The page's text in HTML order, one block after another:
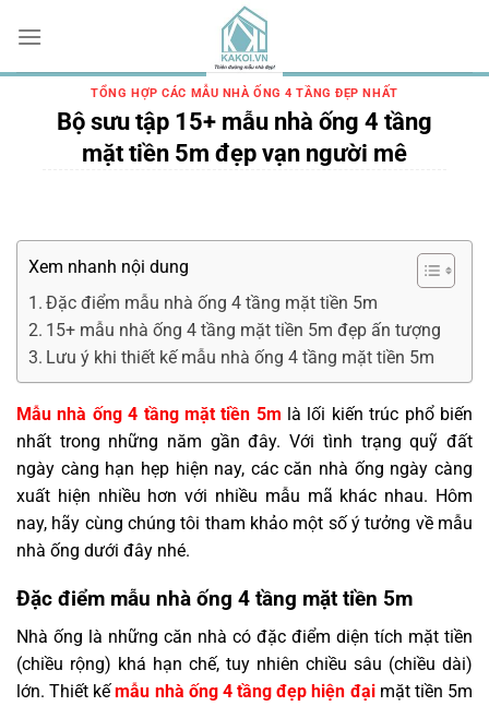
đến
nội
TỔNG HỢP CÁC MẪU NHÀ ỐNG 4 TẦNG ĐẸP NHẤT
Bộ sưu tập 15+ mẫu nhà ống 4 tầng
mặt tiền 5m đẹp vạn người mê
Xem nhanh nội dung
Đặc điểm mẫu nhà ống 4 tầng mặt tiền 5m
15+ mẫu nhà ống 4 tầng mặt tiền 5m đẹp ấn tượng
Lưu ý khi thiết kế mẫu nhà ống 4 tầng mặt tiền 5m
Mẫu nhà ống 4 tầng mặt tiền 5m là lối kiến trúc phổ biến
nhất trong những năm gần đây. Với tình trạng quỹ đất
ngày càng hạn hẹp hiện nay, các căn nhà ống ngày càng
xuất hiện nhiều hơn với nhiều mẫu mã khác nhau. Hôm
nay, hãy cùng chúng tôi tham khảo một số ý tưởng về mẫu
nhà ống dưới đây nhé.
Đặc điểm mẫu nhà ống 4 tầng mặt tiền 5m
Nhà ống là những căn nhà có đặc điểm diện tích mặt tiền
(chiều rộng) khá hạn chế, tuy nhiên chiều sâu (chiều dài)
lớn. Thiết kếmẫu nhà ống 4 tầng đẹp hiện đại mặt tiền 5m